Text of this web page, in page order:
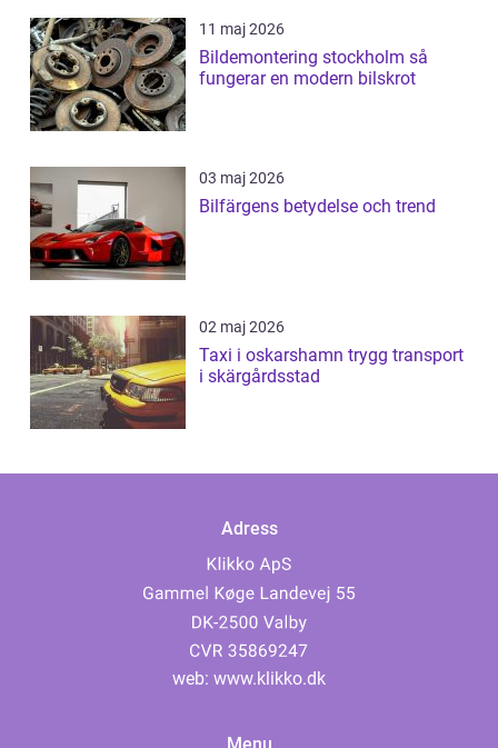
11 maj 2026
Bildemontering stockholm så
fungerar en modern bilskrot
03 maj 2026
Bilfärgens betydelse och trend
02 maj 2026
Taxi i oskarshamn trygg transport
i skärgårdsstad
Adress
web: www.klikko.dk